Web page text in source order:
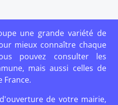
une grande variété de
mieux connaître chaque
pouvez consulter les
mais aussi celles de
France.
de votre mairie,